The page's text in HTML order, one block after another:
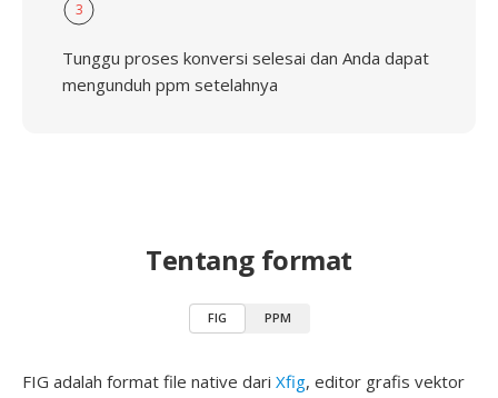
3
Tunggu proses konversi selesai dan Anda dapat
mengunduh ppm setelahnya
Tentang format
FIG PPM
FIG adalah format file native dari Xfig, editor grafis vektor